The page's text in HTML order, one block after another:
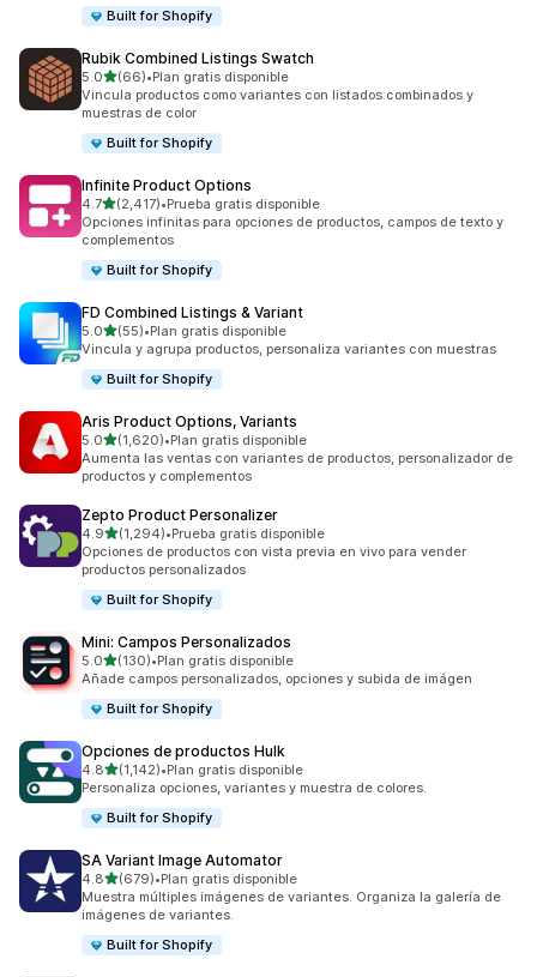
Built for Shopify
Rubik Combined Listings Swatch
5.0de 5 estrellas
(66)
66 reseñas en total
•Plan gratis disponible
Vincula productos como variantes con listados combinados y
muestras de color
Built for Shopify
Infinite Product Options
4.7de 5 estrellas
(2,417)
2417 reseñas en total
•Prueba gratis disponible
Opciones infinitas para opciones de productos, campos de texto y
complementos
Built for Shopify
FD Combined Listings & Variant
5.0de 5 estrellas
(55)
55 reseñas en total
•Plan gratis disponible
Vincula y agrupa productos, personaliza variantes con muestras
Built for Shopify
Aris Product Options, Variants
5.0de 5 estrellas
(1,620)
1620 reseñas en total
•Plan gratis disponible
Aumenta las ventas con variantes de productos, personalizador de
productos y complementos
Zepto Product Personalizer
4.9de 5 estrellas
(1,294)
1294 reseñas en total
•Prueba gratis disponible
Opciones de productos con vista previa en vivo para vender
productos personalizados
Built for Shopify
Mini: Campos Personalizados
5.0de 5 estrellas
(130)
130 reseñas en total
•Plan gratis disponible
Añade campos personalizados, opciones y subida de imágen
Built for Shopify
Opciones de productos Hulk
4.8de 5 estrellas
(1,142)
1142 reseñas en total
•Plan gratis disponible
Personaliza opciones, variantes y muestra de colores.
Built for Shopify
SA Variant Image Automator
4.8de 5 estrellas
(679)
679 reseñas en total
•Plan gratis disponible
Muestra múltiples imágenes de variantes. Organiza la galería de
imágenes de variantes.
Built for Shopify